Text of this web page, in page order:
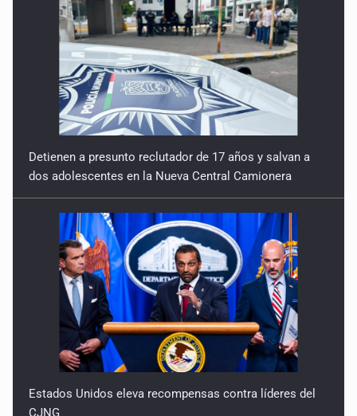
Detienen a presunto reclutador de 17 años y salvan a
dos adolescentes en la Nueva Central Camionera
Estados Unidos eleva recompensas contra líderes del
CJNG